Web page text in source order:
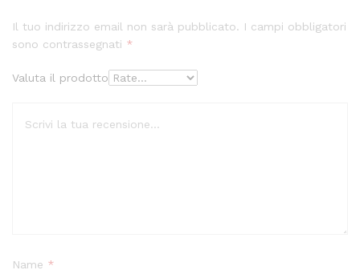
Il tuo indirizzo email non sarà pubblicato. I campi obbligatori
sono contrassegnati *
Valuta il prodotto
Name *